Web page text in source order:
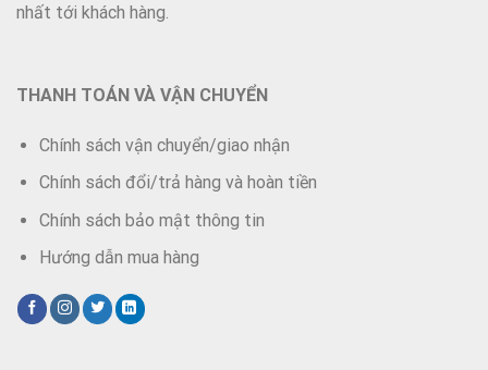
nhất tới khách hàng.
THANH TOÁN VÀ VẬN CHUYỂN
Chính sách vận chuyển/giao nhận
Chính sách đổi/trả hàng và hoàn tiền
Chính sách bảo mật thông tin
Hướng dẫn mua hàng